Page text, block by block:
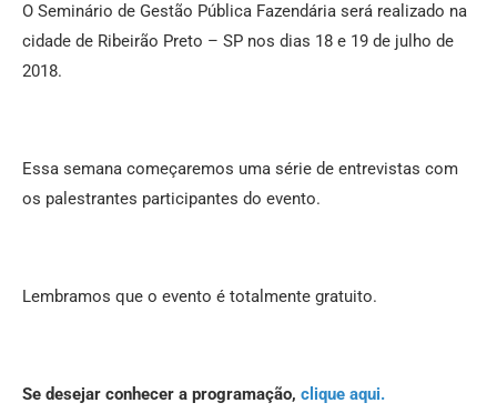
O Seminário de Gestão Pública Fazendária será realizado na
cidade de Ribeirão Preto – SP nos dias 18 e 19 de julho de
2018.
Essa semana começaremos uma série de entrevistas com
os palestrantes participantes do evento.
Lembramos que o evento é totalmente gratuito.
Se desejar conhecer a programação, clique aqui.